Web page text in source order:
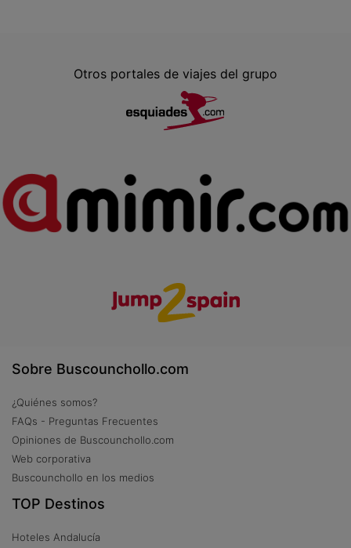
Otros portales de viajes del grupo
Sobre Buscounchollo.com
¿Quiénes somos?
FAQs - Preguntas Frecuentes
Opiniones de Buscounchollo.com
Web corporativa
Buscounchollo en los medios
TOP Destinos
Hoteles Andalucía